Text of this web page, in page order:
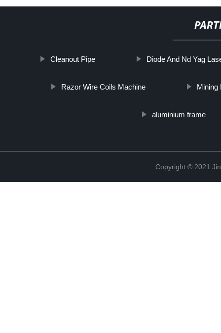
Cleanout Pipe Diode And Nd Yag
Razor Wire Coils Machine Mining
aluminium frame
Copyright © 2021